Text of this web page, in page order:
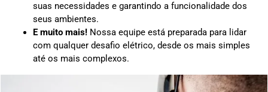
suas necessidades e garantindo a funcionalidade dos
seus ambientes.
E muito mais! Nossa equipe está preparada para lidar
com qualquer desafio elétrico, desde os mais simples
até os mais complexos.